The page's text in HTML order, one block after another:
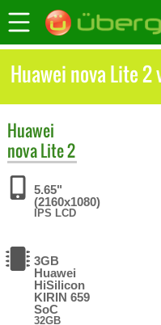
Huawei nova Lite 2
Huawei
nova Lite 2
5.65"
(2160x1080)
IPS LCD
3GB
Huawei
HiSilicon
KIRIN 659
SoC
32GB